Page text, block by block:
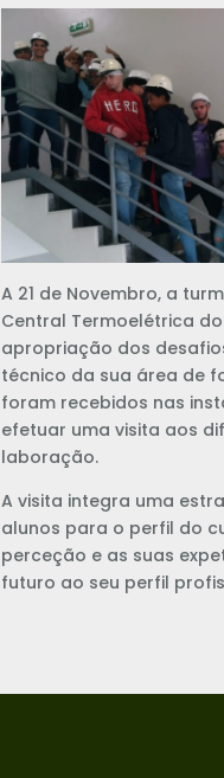
A 21 de Novembro, a
Central Termoelétrica
apropriação dos
técnico da sua área de
foram recebidos nas
efetuar uma visita aos
laboração.
A visita integra uma
alunos para o perfil do
perceção e as suas
futuro ao seu perfil